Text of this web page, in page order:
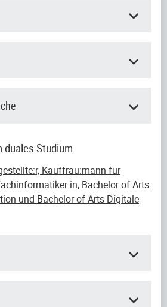
duales Studium
Kauffrau:mann für
Bachelor of Arts
und Bachelor of Arts Digitale